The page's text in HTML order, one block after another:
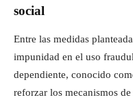
social
Entre las medidas
impunidad en el uso
dependiente, conocido
reforzar los mecanismos